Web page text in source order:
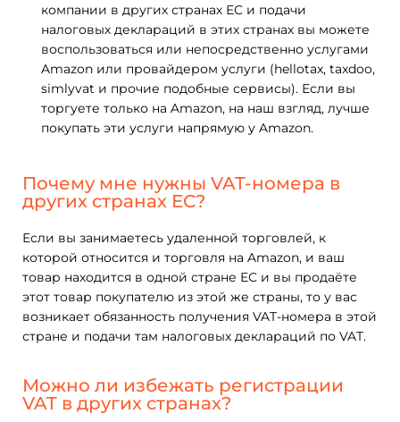
компании в других странах ЕС и подачи
налоговых деклараций в этих странах вы можете
воспользоваться или непосредственно услугами
Amazon или провайдером услуги (hellotax, taxdoo,
simlyvat и прочие подобные сервисы). Если вы
торгуете только на Amazon, на наш взгляд, лучше
покупать эти услуги напрямую у Amazon.
Почему мне нужны VAT-номера в
других странах ЕС?
Если вы занимаетесь удаленной торговлей, к
которой относится и торговля на Amazon, и ваш
товар находится в одной стране ЕС и вы продаёте
этот товар покупателю из этой же страны, то у вас
возникает обязанность получения VAT-номера в этой
стране и подачи там налоговых деклараций по VAT.
Можно ли избежать регистрации
VAT в других странах?